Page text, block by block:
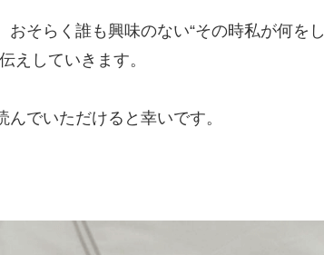
そらく誰も興味のない“その時私が何をし
えしていきます。
でいただけると幸いです。